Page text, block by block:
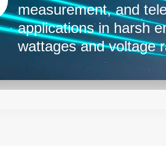
measurement, and
applications in harsh
wattages and voltage
all fully encapsulated